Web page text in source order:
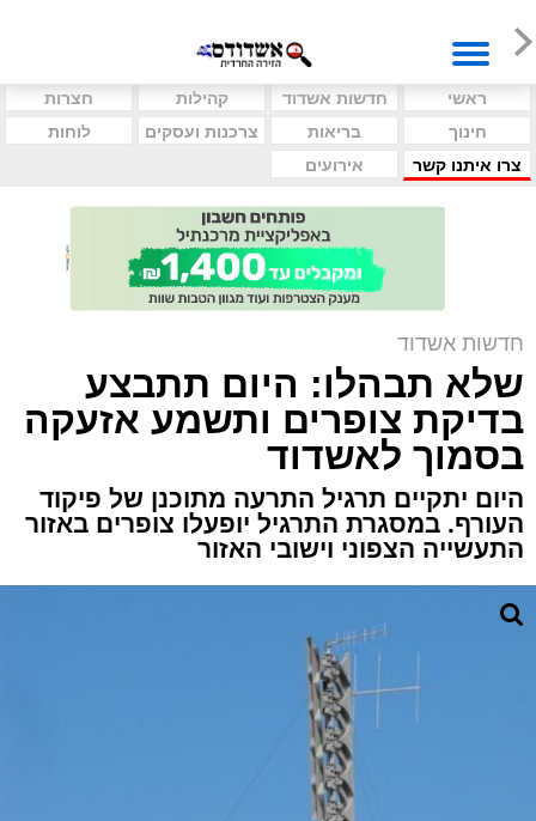
ראשי חדשות אשדוד קהילות
חצרות
חינוך
בריאות צרכנות ועסקים
לוחות
צרו איתנו קשר
אירועים
חדשות אשדוד
שלא תבהלו: היום תתבצע
בדיקת צופרים ותשמע אזעקה
בסמוך לאשדוד
היום יתקיים תרגיל התרעה מתוכנן של פיקוד
העורף. במסגרת התרגיל יופעלו צופרים באזור
התעשייה הצפוני וישובי האזור